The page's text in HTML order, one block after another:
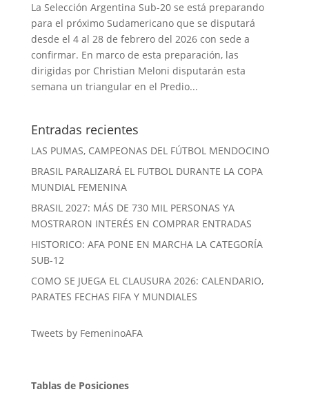
La Selección Argentina Sub-20 se está preparando
para el próximo Sudamericano que se disputará
desde el 4 al 28 de febrero del 2026 con sede a
confirmar. En marco de esta preparación, las
dirigidas por Christian Meloni disputarán esta
semana un triangular en el Predio...
Entradas recientes
LAS PUMAS, CAMPEONAS DEL FÚTBOL MENDOCINO
BRASIL PARALIZARÁ EL FUTBOL DURANTE LA COPA
MUNDIAL FEMENINA
BRASIL 2027: MÁS DE 730 MIL PERSONAS YA
MOSTRARON INTERÉS EN COMPRAR ENTRADAS
HISTORICO: AFA PONE EN MARCHA LA CATEGORÍA
SUB-12
COMO SE JUEGA EL CLAUSURA 2026: CALENDARIO,
PARATES FECHAS FIFA Y MUNDIALES
Tweets by FemeninoAFA
Tablas de Posiciones